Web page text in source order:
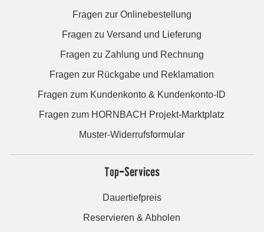
Fragen zur Onlinebestellung
Fragen zu Versand und Lieferung
Fragen zu Zahlung und Rechnung
Fragen zur Rückgabe und Reklamation
Fragen zum Kundenkonto & Kundenkonto-ID
Fragen zum HORNBACH Projekt-Marktplatz
Muster-Widerrufsformular
Top-Services
Dauertiefpreis
Reservieren & Abholen